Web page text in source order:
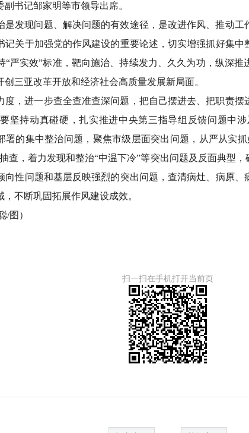
书记邹家明等市领导出席。
是发现问题、解决问题的有效途径，是改进作风、推动工
记关于加强党的作风建设的重要论述，切实增强抓好集
“严实效”标准，靶向施治、持续发力、久久为功，纵深
三亚改革开放和经济社会高质量发展新局面。
度，进一步查全查准查深问题，把自己摆进去、把职责
坚持动真碰硬，扎实推进中央第三指导组反馈问题中
署的集中整治问题，聚焦市级层面突出问题，从严从实
抽查，着力发现和整治“中温下冷”等突出问题及反面典型
向性问题和基层反映强烈的突出问题，查清病灶、病原
不断巩固拓展作风建设成效。
/图）
扫一扫在手机打开当前页